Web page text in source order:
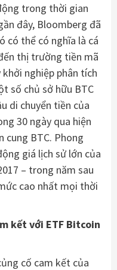
trong thời gian
đây, Bloomberg đã
có thể có nghĩa là cá
thị trường tiền mã
nghiệp phân tích
số chủ sở hữu BTC
di chuyển tiền của
30 ngày qua hiện
cung BTC. Phong
giá lịch sử lớn của
– trong năm sau
cao nhất mọi thời
kết với ETF Bitcoin
cố cam kết của